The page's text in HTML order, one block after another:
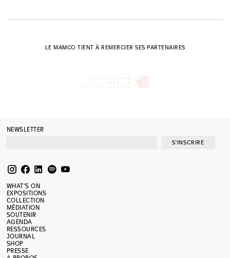
LE MAMCO TIENT À REMERCIER SES PARTENAIRES
NEWSLETTER
S'INSCRIRE
WHAT’S ON
EXPOSITIONS
COLLECTION
MÉDIATION
SOUTENIR
AGENDA
RESSOURCES
JOURNAL
SHOP
PRESSE